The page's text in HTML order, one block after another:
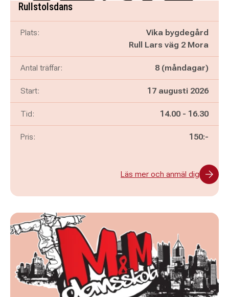
Rullstolsdans
Plats:
Vika bygdegård
Rull Lars väg 2 Mora
Antal träffar: 8 (måndagar)
Start: 17 augusti 2026
Tid: Pågår mellan
14.00 - och
16.30
Pris: 150:-
Läs mer och anmäl dig